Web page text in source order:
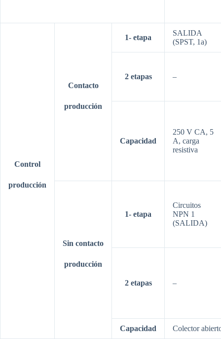
Control
producción
Contacto
producción
1- etapa
SALIDA
(SPST, 1a)
2 etapas –
Capacidad
250 V CA, 5
A, carga
resistiva
Sin contacto
producción
1- etapa
Circuitos
NPN 1
(SALIDA)
2 etapas –
Capacidad Colector